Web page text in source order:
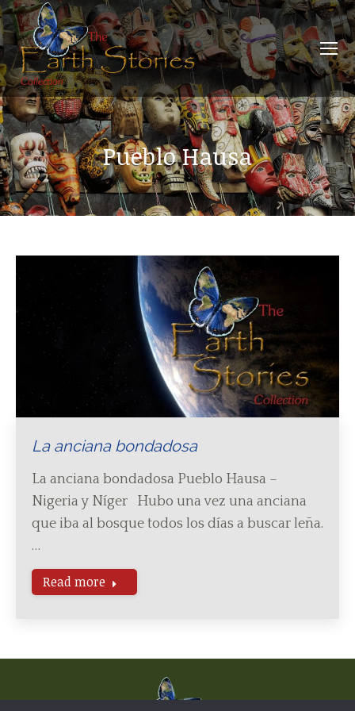
Pueblo Hausa
La anciana bondadosa
La anciana bondadosa Pueblo Hausa –
Nigeria y Níger Hubo una vez una anciana
que iba al bosque todos los días a buscar leña.
…
Read more